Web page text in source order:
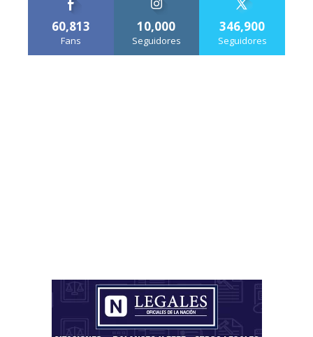
60,813
Fans
10,000
Seguidores
346,900
Seguidores